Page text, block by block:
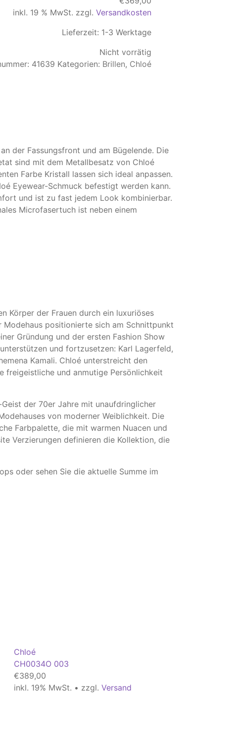
inkl. 19 % MwSt. zzgl. Versandkosten
Lieferzeit: 1-3 Werktage
Nicht vorrätig
41639 Kategorien: Brillen, Chloé
der Fassungsfront und am Bügelende. Die
sind mit dem Metallbesatz von Chloé
Farbe Kristall lassen sich ideal anpassen.
Eyewear-Schmuck befestigt werden kann.
und ist zu fast jedem Look kombinierbar.
Microfasertuch ist neben einem
Körper der Frauen durch ein luxuriöses
positionierte sich am Schnittpunkt
Gründung und der ersten Fashion Show
und fortzusetzen: Karl Lagerfeld,
Kamali. Chloé unterstreicht den
freigeistliche und anmutige Persönlichkeit
der 70er Jahre mit unaufdringlicher
von moderner Weiblichkeit. Die
Farbpalette, die mit warmen Nuacen und
Verzierungen definieren die Kollektion, die
oder sehen Sie die aktuelle Summe im
Chloé
CH0034O 003
€389,00
inkl. 19% MwSt. • zzgl. Versand